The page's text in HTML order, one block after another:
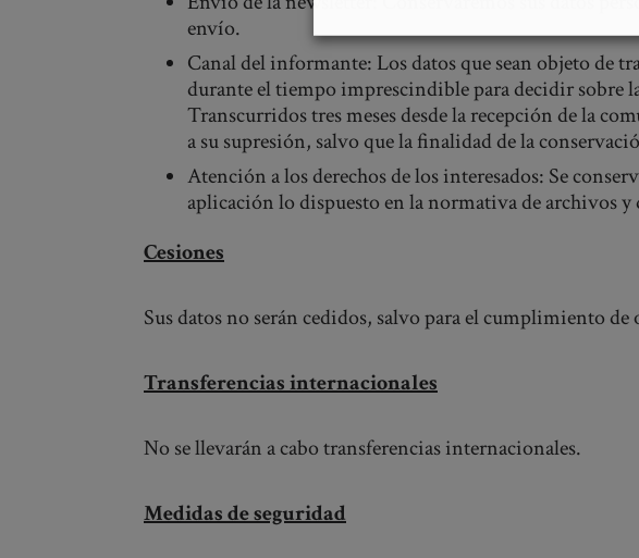
envío.
Canal del informante: Los datos que sean objeto de
durante el tiempo imprescindible para decidir sobre
Transcurridos tres meses desde la recepción de la
a su supresión, salvo que la finalidad de la
Atención a los derechos de los interesados: Se
aplicación lo dispuesto en la normativa de archivos
Cesiones
Sus datos no serán cedidos, salvo para el cumplimiento
Transferencias internacionales
No se llevarán a cabo transferencias internacionales.
Medidas de seguridad